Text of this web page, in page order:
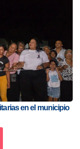
en el municipio